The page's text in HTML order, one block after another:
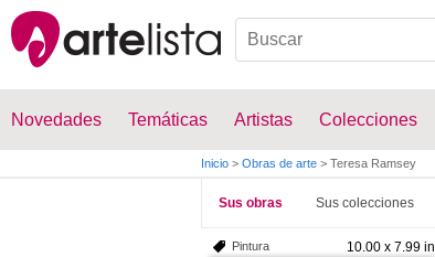
Novedades Temáticas Artistas Colecciones
Inicio > Obras de arte > Teresa Ramsey
Sus obras Sus colecciones
10.00 x 7.99 in
Pintura